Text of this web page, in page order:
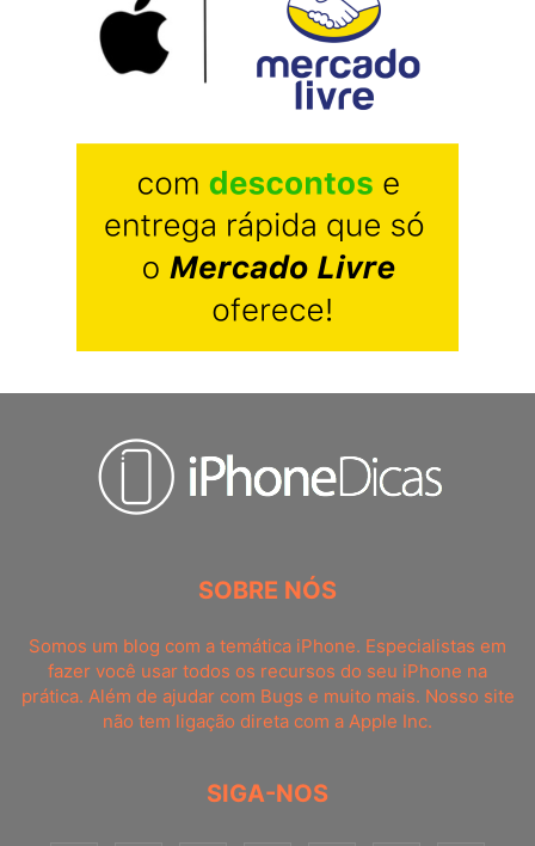
SOBRE NÓS
Somos um blog com a temática iPhone. Especialistas em
fazer você usar todos os recursos do seu iPhone na
prática. Além de ajudar com Bugs e muito mais. Nosso site
não tem ligação direta com a Apple Inc.
SIGA-NOS